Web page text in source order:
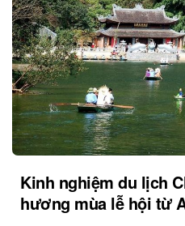
Kinh nghiệm du lịch
hương mùa lễ hội từ